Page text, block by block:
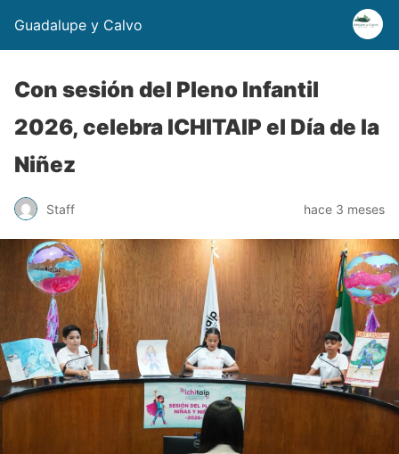
Guadalupe y Calvo
Con sesión del Pleno Infantil
2026, celebra ICHITAIP el Día de la
Niñez
Staff hace 3 meses